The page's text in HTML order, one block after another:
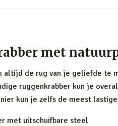
met
altijd de rug van je geliefde te
ruggenkrabber kun je
kun je zelfs de meest
met uitschuifbare steel